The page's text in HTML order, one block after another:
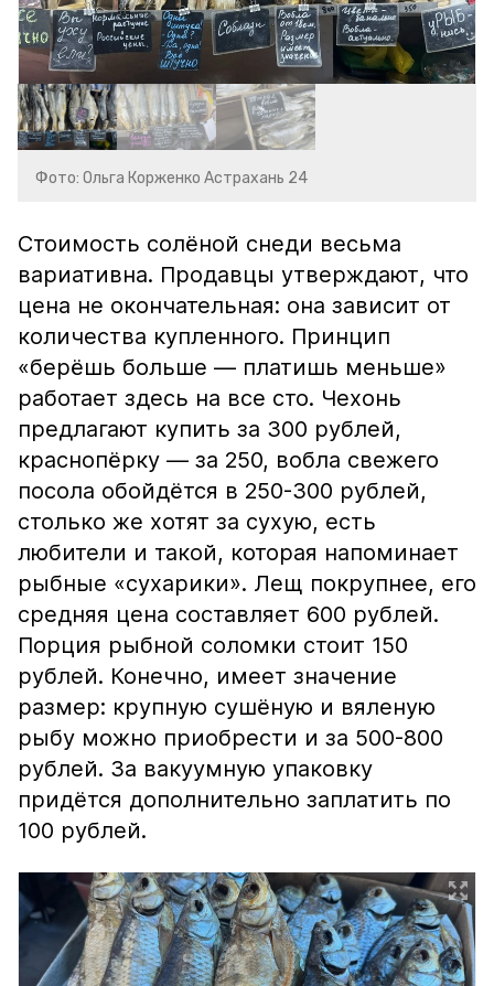
Фото: Ольга Корженко Астрахань 24
Стоимость солёной снеди весьма
вариативна. Продавцы утверждают, что
цена не окончательная: она зависит от
количества купленного. Принцип
«берёшь больше — платишь меньше»
работает здесь на все сто. Чехонь
предлагают купить за 300 рублей,
краснопёрку — за 250, вобла свежего
посола обойдётся в 250-300 рублей,
столько же хотят за сухую, есть
любители и такой, которая напоминает
рыбные «сухарики». Лещ покрупнее, его
средняя цена составляет 600 рублей.
Порция рыбной соломки стоит 150
рублей. Конечно, имеет значение
размер: крупную сушёную и вяленую
рыбу можно приобрести и за 500-800
рублей. За вакуумную упаковку
придётся дополнительно заплатить по
100 рублей.